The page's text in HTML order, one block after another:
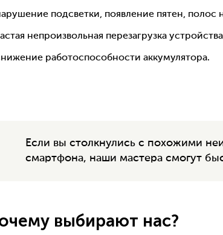
подсветки, появление пятен, полос
непроизвольная перезагрузка
работоспособности аккумулятора.
Если вы столкнулись с похожими
смартфона, наши мастера смогут
выбирают нас?